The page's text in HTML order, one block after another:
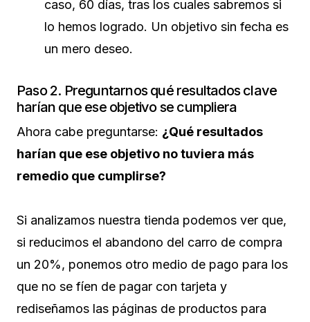
caso, 60 días, tras los cuales sabremos si
lo hemos logrado. Un objetivo sin fecha es
un mero deseo.
Paso 2. Preguntarnos qué resultados clave
harían que ese objetivo se cumpliera
Ahora cabe preguntarse: ¿Qué resultados
harían que ese objetivo no tuviera más
remedio que cumplirse?
Si analizamos nuestra tienda podemos ver que,
si reducimos el abandono del carro de compra
un 20%, ponemos otro medio de pago para los
que no se fíen de pagar con tarjeta y
rediseñamos las páginas de productos para